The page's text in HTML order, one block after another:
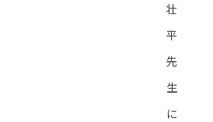
壮
平
先
生
に